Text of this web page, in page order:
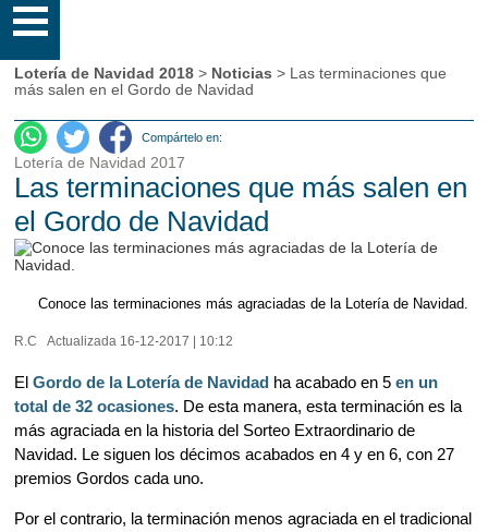
Lotería de Navidad 2018 > Noticias > Las terminaciones que
más salen en el Gordo de Navidad
Compártelo en:
Lotería de Navidad 2017
Las terminaciones que más salen en
el Gordo de Navidad
Conoce las terminaciones más agraciadas de la Lotería de Navidad.
R.C Actualizada 16-12-2017 | 10:12
ElGordo de la Lotería de Navidad ha acabado en 5en un
total de 32 ocasiones. De esta manera, esta terminación es la
más agraciada en la historia del Sorteo Extraordinario de
Navidad. Le siguen los décimos acabados en 4 y en 6, con 27
premios Gordos cada uno.
Por el contrario, la terminación menos agraciada en el tradicional